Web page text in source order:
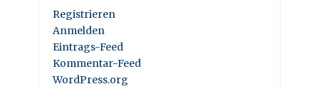
Registrieren
Anmelden
Eintrags-Feed
Kommentar-Feed
WordPress.org